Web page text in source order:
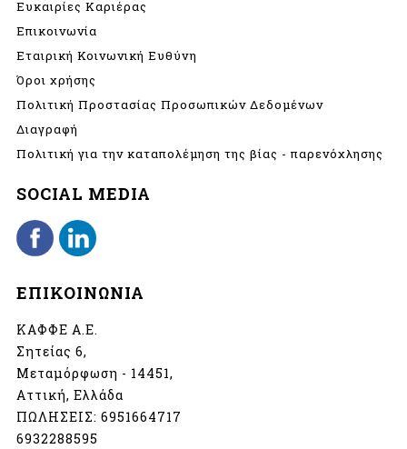
Ευκαιρίες Καριέρας
Επικοινωνία
Εταιρική Κοινωνική Ευθύνη
Όροι χρήσης
Πολιτική Προστασίας Προσωπικών Δεδομένων
Διαγραφή
Πολιτική για την καταπολέμηση της βίας - παρενόχλησης
SOCIAL MEDIA
ΕΠΙΚΟΙΝΩΝΙΑ
ΚΑΦΦΕ Α.Ε.
Σητείας 6,
Μεταμόρφωση - 14451,
Αττική, Ελλάδα
ΠΩΛΗΣΕΙΣ: 6951664717
6932288595